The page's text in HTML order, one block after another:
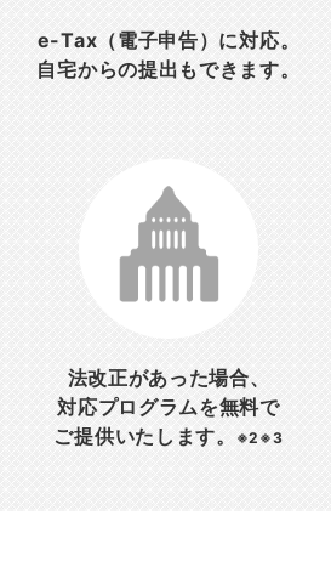
e-Tax（電子申告）に対応。
自宅からの提出もできます。
法改正があった場合、
対応プログラムを無料で
ご提供いたします。
※2※3